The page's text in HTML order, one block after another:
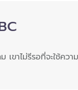
ขาไม่รีรอที่จะใช้คว